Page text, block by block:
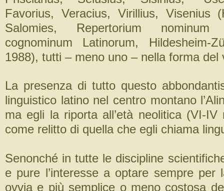
Favorius, Veracius, Virillius, Visenius
Salomies, Repertorium
cognominum Latinorum, Hildesheim-
1988), tutti – meno uno – nella forma del
La presenza di tutto questo
linguistico latino nel centro montano
ma egli la riporta all’età neolitica (VI-IV
come relitto di quella che egli chiama
Senonché in tutte le discipline
e pure l’interesse a optare sempre per
ovvia e più semplice o meno costosa